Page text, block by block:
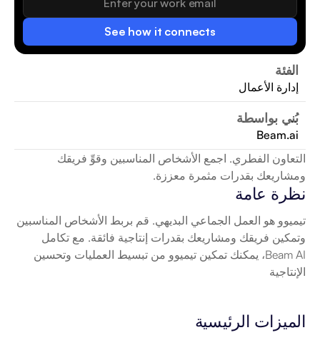
See how it connects
الفئة
إدارة الأعمال
بُني بواسطة
Beam.ai
ومشاريعك بقدرات مثمرة معززة.
نظرة عامة
الإنتاجية
الميزات الرئيسية